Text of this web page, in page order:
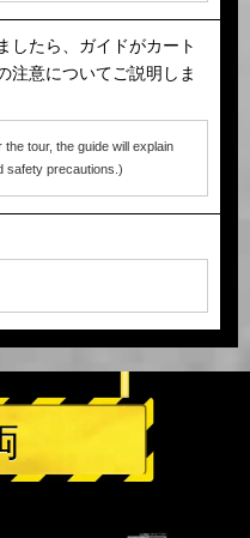
したら、ガイドがカート
注意についてご説明しま
tour, the guide will explain
safety precautions.)